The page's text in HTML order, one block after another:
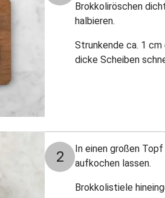
Brokkoliröschen
halbieren.
Strunkende ca. 1
dicke Scheiben
2
In einen großen
aufkochen lassen.
Brokkolistiele